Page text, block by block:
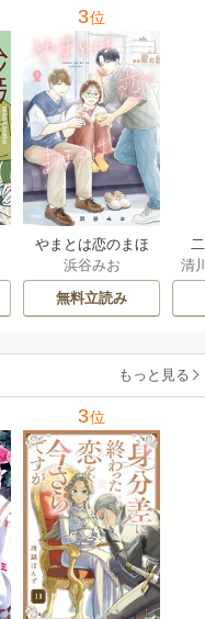
3位
やまとは恋のまほ
ろば
浜谷みお
無料立読み
は
清
さ
もっと見る
3位